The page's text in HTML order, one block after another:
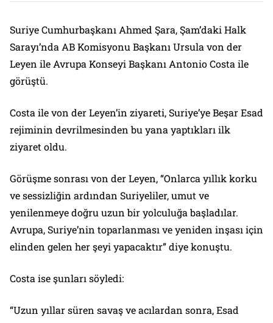
Suriye Cumhurbaşkanı Ahmed Şara, Şam’daki Halk
Sarayı’nda AB Komisyonu Başkanı Ursula von der
Leyen ile Avrupa Konseyi Başkanı Antonio Costa ile
görüştü.
Costa ile von der Leyen’in ziyareti, Suriye’ye Beşar Esad
rejiminin devrilmesinden bu yana yaptıkları ilk
ziyaret oldu.
Görüşme sonrası von der Leyen, “Onlarca yıllık korku
ve sessizliğin ardından Suriyeliler, umut ve
yenilenmeye doğru uzun bir yolculuğa başladılar.
Avrupa, Suriye’nin toparlanması ve yeniden inşası için
elinden gelen her şeyi yapacaktır” diye konuştu.
Costa ise şunları söyledi:
“Uzun yıllar süren savaş ve acılardan sonra, Esad